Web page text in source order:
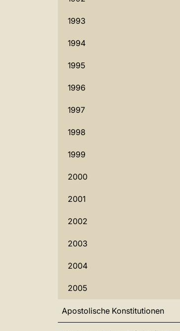
1993
1994
1995
1996
1997
1998
1999
2000
2001
2002
2003
2004
2005
Apostolische Konstitutionen